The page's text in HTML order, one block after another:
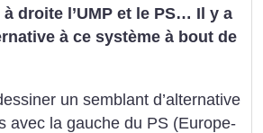
droite l’UMP et le PS… Il y a
à ce système à bout de
un semblant d’alternative
avec la gauche du PS (Europe-